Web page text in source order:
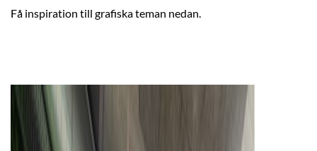
Få inspiration till grafiska teman nedan.